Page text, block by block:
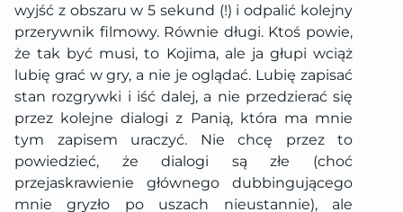
wyjść z obszaru w 5 sekund (!) i odpalić kolejny
przerywnik filmowy. Równie długi. Ktoś powie,
że tak być musi, to Kojima, ale ja głupi wciąż
lubię grać w gry, a nie je oglądać. Lubię zapisać
stan rozgrywki i iść dalej, a nie przedzierać się
przez kolejne dialogi z Panią, która ma mnie
tym zapisem uraczyć. Nie chcę przez to
powiedzieć, że dialogi są złe (choć
przejaskrawienie głównego dubbingującego
mnie gryzło po uszach nieustannie), ale